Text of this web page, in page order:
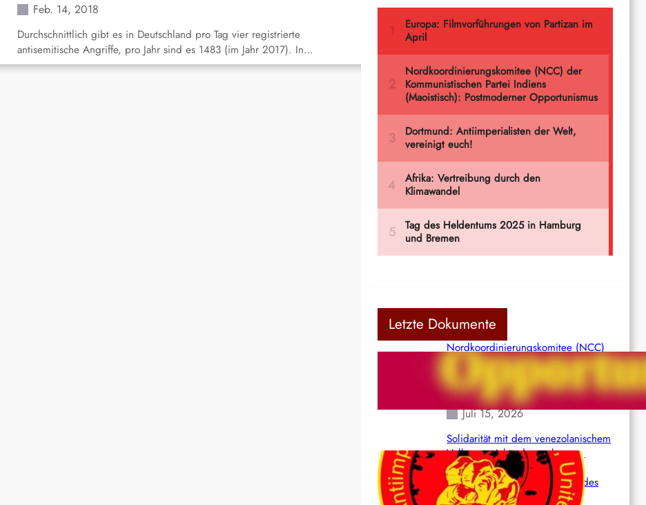
Feb. 14, 2018
Durchschnittlich gibt es in Deutschland pro Tag vier registrierte
antisemitische Angriffe, pro Jahr sind es 1483 (im Jahr 2017). In…
Letzte Dokumente
Nordkoordinierungskomitee (NCC)
der Kommunistischen Partei Indiens
(Maoistisch): Postmoderner
Opportunismus
Juli 15, 2026
Solidarität mit dem venezolanischem
Volk angesichts der verlorenen
Leben und der katastrophalen
Situation durch die Erdbeben des
24. Juni!